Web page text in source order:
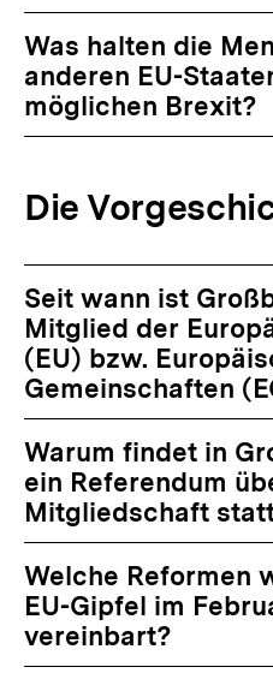
Was halten die
anderen EU-
möglichen Brexit?
Die
Seit wann ist
Mitglied der
(EU) bzw.
Gemeinschaften
Warum findet in
ein Referendum
Mitgliedschaft
Welche Reformen
EU-Gipfel im
vereinbart?